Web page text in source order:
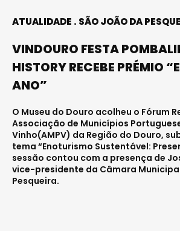
ATUALIDADE SÃO JOÃO DA
VINDOURO FESTA
HISTORY RECEBE PRÉMIO
ANO”
O Museu do Douro acolheu o Fórum
Associação de Municípios
Vinho(AMPV) da Região do Dou­ro,
tema “Enoturismo Sustentável:
sessão contou com a presença de
vice-presidente da Câmara
Pesqueira.